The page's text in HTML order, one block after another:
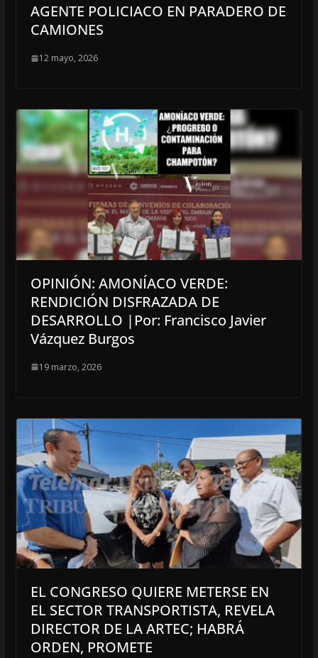
AGENTE POLICIACO EN PARADERO DE
CAMIONES
12 mayo, 2026
OPINIÓN: AMONÍACO VERDE:
RENDICIÓN DISFRAZADA DE
DESARROLLO |Por: Francisco Javier
Vázquez Burgos
19 marzo, 2026
EL CONGRESO QUIERE METERSE EN
EL SECTOR TRANSPORTISTA, REVELA
DIRECTOR DE LA ARTEC; HABRÁ
ORDEN, PROMETE